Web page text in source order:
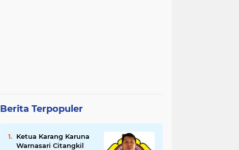
Berita Terpopuler
Ketua Karang Karuna
Warnasari Citangkil